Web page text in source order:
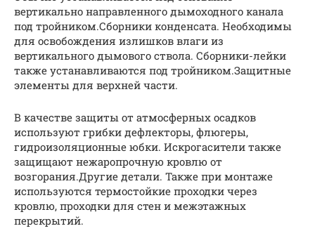
вертикально направленного дымоходного канала
под тройником.Сборники конденсата. Необходимы
для освобождения излишков влаги из
вертикального дымового ствола. Сборники-лейки
также устанавливаются под тройником.Защитные
элементы для верхней части.
В качестве защиты от атмосферных осадков
используют грибки дефлекторы, флюгеры,
гидроизоляционные юбки. Искрогасители также
защищают нежаропрочную кровлю от
возгорания.Другие детали. Также при монтаже
используются термостойкие проходки через
кровлю, проходки для стен и межэтажных
перекрытий.